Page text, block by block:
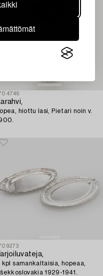
hiottu lasi, Pietari noin v.
Tarjoiluvateja,
kpl samankaltaisia, hopeaa,
1929-1941.